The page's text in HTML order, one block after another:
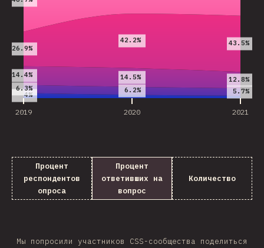
2019 2020 2021
4%
6.3% 6.2% 5.7%
14.4% 14.5% 12.8%
26.9%
42.2% 43.5%
Процент
респондентов
опроса
Процент
ответивших на
вопрос
Количество
Мы попросили участников CSS-сообщества поделиться